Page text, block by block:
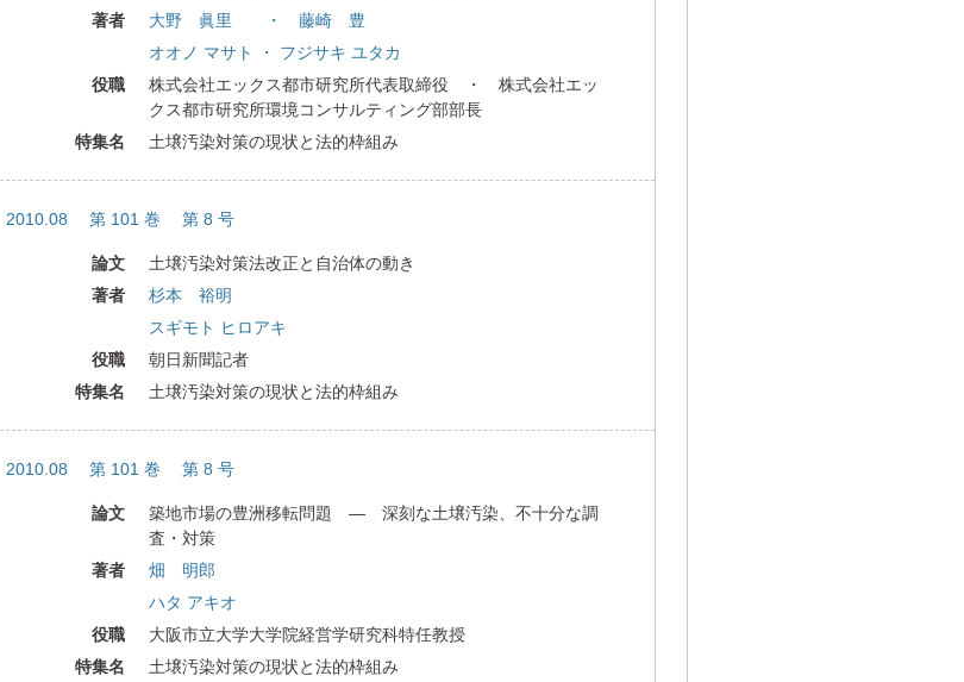
著者
大野 眞里 ・ 藤崎 豊
オオノ マサト ・ フジサキ ユタカ
役職
株式会社エックス都市研究所代表取締役 ・ 株式会社エッ
クス都市研究所環境コンサルティング部部長
特集名
土壌汚染対策の現状と法的枠組み
2010.08 第 101 巻 第 8 号
論文
土壌汚染対策法改正と自治体の動き
著者
杉本 裕明
スギモト ヒロアキ
役職
朝日新聞記者
特集名
土壌汚染対策の現状と法的枠組み
2010.08 第 101 巻 第 8 号
論文
築地市場の豊洲移転問題 ― 深刻な土壌汚染、不十分な調
査・対策
著者
畑 明郎
ハタ アキオ
役職
大阪市立大学大学院経営学研究科特任教授
特集名
土壌汚染対策の現状と法的枠組み